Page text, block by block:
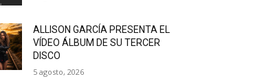
ALLISON GARCÍA PRESENTA EL
VÍDEO ÁLBUM DE SU TERCER
DISCO
5 agosto, 2026